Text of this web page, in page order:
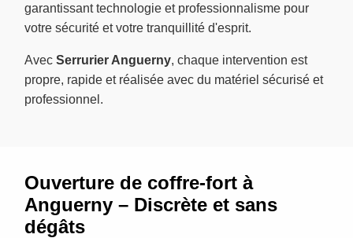
garantissant technologie et professionnalisme pour
votre sécurité et votre tranquillité d'esprit.
Avec Serrurier Anguerny, chaque intervention est
propre, rapide et réalisée avec du matériel sécurisé et
professionnel.
Ouverture de coffre-fort à
Anguerny – Discrète et sans
dégâts